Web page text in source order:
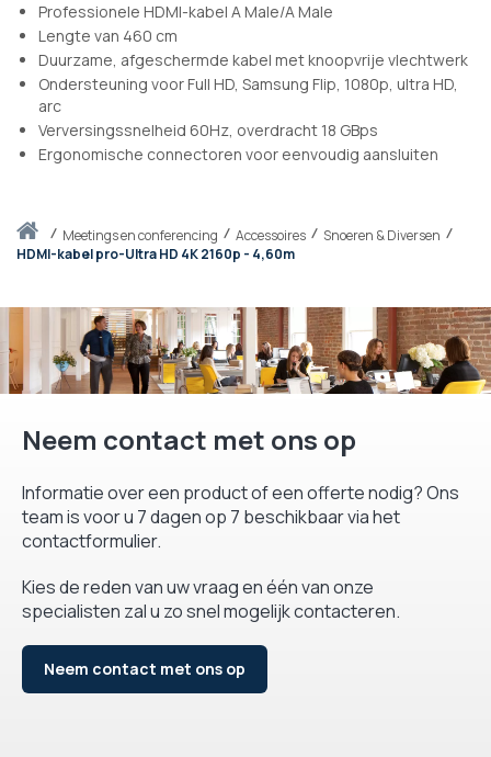
Thuismeetings en conferencing Accessoires
Snoeren & Diversen
HDMI-kabel pro-Ultra HD 4K 2160p - 4,60m
Professionele HDMI-kabel A Male/A Male
Lengte van 460 cm
Duurzame, afgeschermde kabel met knoopvrije vlechtwerk
Ondersteuning voor Full HD, Samsung Flip, 1080p, ultra HD,
arc
Verversingssnelheid 60Hz, overdracht 18 GBps
Ergonomische connectoren voor eenvoudig aansluiten
Neem contact met ons op
Informatie over een product of een offerte nodig? Ons
team is voor u 7 dagen op 7 beschikbaar via het
contactformulier.
Kies de reden van uw vraag en één van onze
specialisten zal u zo snel mogelijk contacteren.
Neem contact met ons op